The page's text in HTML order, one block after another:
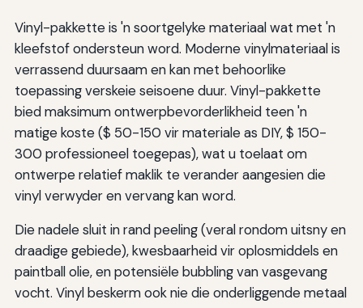
Vinyl-pakkette is 'n soortgelyke materiaal wat met 'n
kleefstof ondersteun word. Moderne vinylmateriaal is
verrassend duursaam en kan met behoorlike
toepassing verskeie seisoene duur. Vinyl-pakkette
bied maksimum ontwerpbevorderlikheid teen 'n
matige koste ($ 50-150 vir materiale as DIY, $ 150-
300 professioneel toegepas), wat u toelaat om
ontwerpe relatief maklik te verander aangesien die
vinyl verwyder en vervang kan word.
Die nadele sluit in rand peeling (veral rondom uitsny en
draadige gebiede), kwesbaarheid vir oplosmiddels en
paintball olie, en potensiële bubbling van vasgevang
vocht. Vinyl beskerm ook nie die onderliggende metaal